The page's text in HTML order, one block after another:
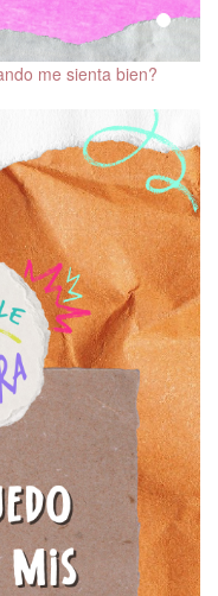
me sienta bien?